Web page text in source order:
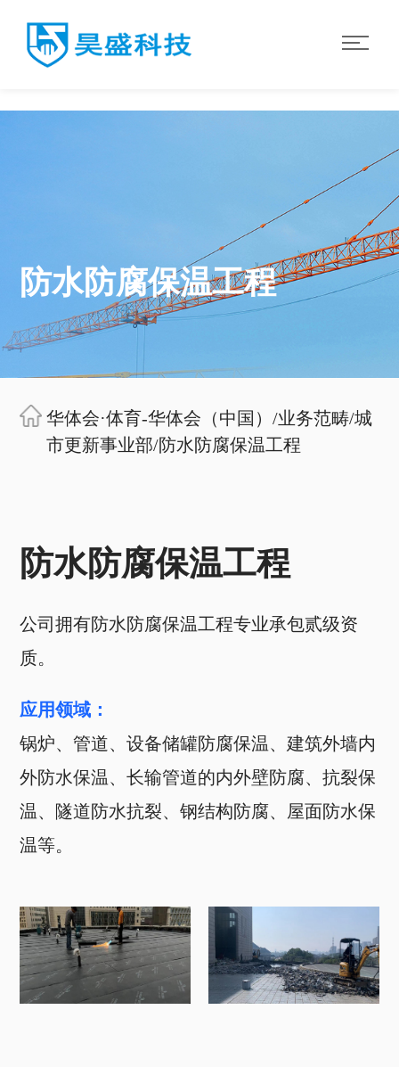
防水防腐保温工程
华体会·体育-华体会（中国）/业务范畴/城
市更新事业部/防水防腐保温工程
防水防腐保温工程
公司拥有防水防腐保温工程专业承包贰级资
质。
应用领域：
锅炉、管道、设备储罐防腐保温、建筑外墙内
外防水保温、长输管道的内外壁防腐、抗裂保
温、隧道防水抗裂、钢结构防腐、屋面防水保
温等。